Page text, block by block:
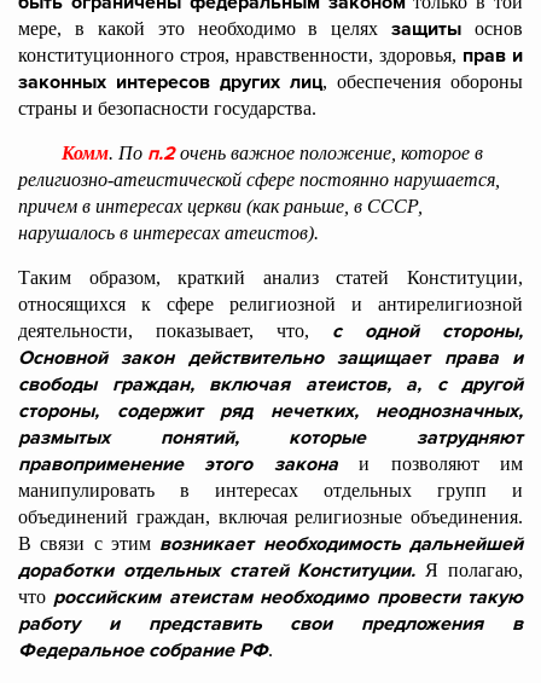
мере, в какой это необходимо в целяхзащиты основ
конституционного строя, нравственности, здоровья, прав и
законных интересов других лиц, обеспечения обороны
страны и безопасности государства.
Комм. По п.2очень важное положение, которое в
религиозно-атеистической сфере постоянно нарушается,
причем в интересах церкви (как раньше, в СССР,
нарушалось в интересах атеистов).
Таким образом, краткий анализ статей Конституции,
относящихся к сфере религиозной и антирелигиозной
деятельности, показывает, что, с одной стороны,
Основной закон действительно защищает права и
свободы граждан, включая атеистов, а, с другой
стороны, содержит ряд нечетких, неоднозначных,
размытых понятий, которые затрудняют
правоприменение этого законаи позволяют им
манипулировать в интересах отдельных групп и
объединений граждан, включая религиозные объединения.
В связи с этим возникает необходимость дальнейшей
доработки отдельных статей Конституции. Я полагаю,
что российским атеистам необходимо провести такую
работу и представить свои предложения в
Федеральное собрание РФ.